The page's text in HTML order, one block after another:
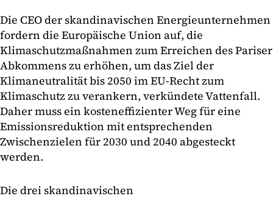
Die CEO der skandinavischen Energieunternehmen
fordern die Europäische Union auf, die
Klimaschutzmaßnahmen zum Erreichen des Pariser
Abkommens zu erhöhen, um das Ziel der
Klimaneutralität bis 2050 im EU-Recht zum
Klimaschutz zu verankern, verkündete Vattenfall.
Daher muss ein kosteneffizienter Weg für eine
Emissionsreduktion mit entsprechenden
Zwischenzielen für 2030 und 2040 abgesteckt
werden.
Die drei skandinavischen